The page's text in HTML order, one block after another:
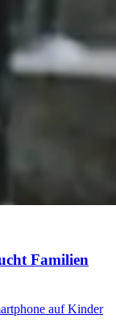
Familien
auf Kinder